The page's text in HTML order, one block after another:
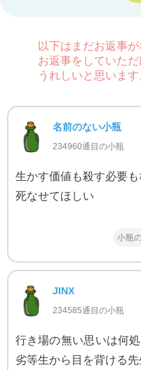
以下はまだお返事が
お返事をしていた
うれしいと思います
名前のない小瓶
234960通目の小瓶
生かす価値も殺す必要
死なせてほしい
小瓶
JINX
234585通目の小瓶
行き場の無い思いは何
劣等生から目を背ける